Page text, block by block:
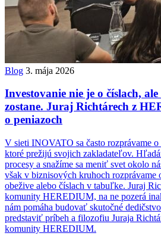
Blog 3. mája 2026
Investovanie nie je o číslach,
zostane. Juraj Richtárech z
o peniazoch
V sieti INOVATO sa často rozprávame
ktoré prežijú svojich zakladateľov.
procesy a snažíme sa meniť svet okolo
však v biznisových kruhoch rozprávame
obežive alebo číslach v tabuľke. Juraj
komunity HEREDIUM, na ne pozerá
nám pomáha budovať skutočné
predstaviť príbeh a filozofiu Juraja
komunity HEREDIUM.